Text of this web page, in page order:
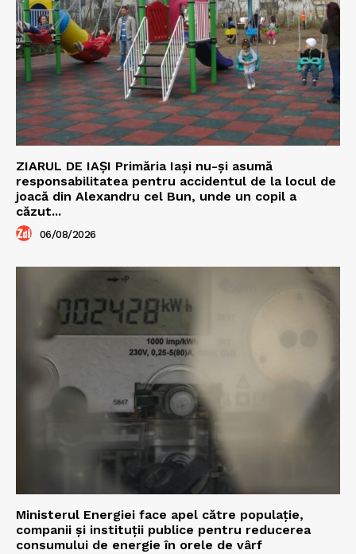
ZIARUL DE IAȘI Primăria Iași nu-și asumă
responsabilitatea pentru accidentul de la locul de
joacă din Alexandru cel Bun, unde un copil a
căzut...
06/08/2026
Ministerul Energiei face apel către populație,
companii și instituții publice pentru reducerea
consumului de energie în orele de vârf